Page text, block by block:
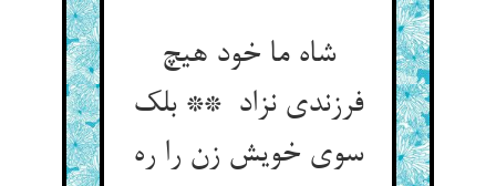
شاه ما خود هیچ
فرزندی نزاد ** بلک
سوی خویش زن را ره